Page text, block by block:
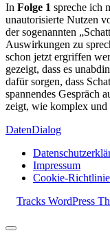
In Folge 1 spreche ich
unautorisierte Nutzen
der sogenannten
Auswirkungen zu
schon jetzt ergriffen
gezeigt, dass es
dafür sorgen, dass
spannendes Gespräch
zeigt, wie komplex
DatenDialog
Impressum
Cookie-
Tracks WordPress